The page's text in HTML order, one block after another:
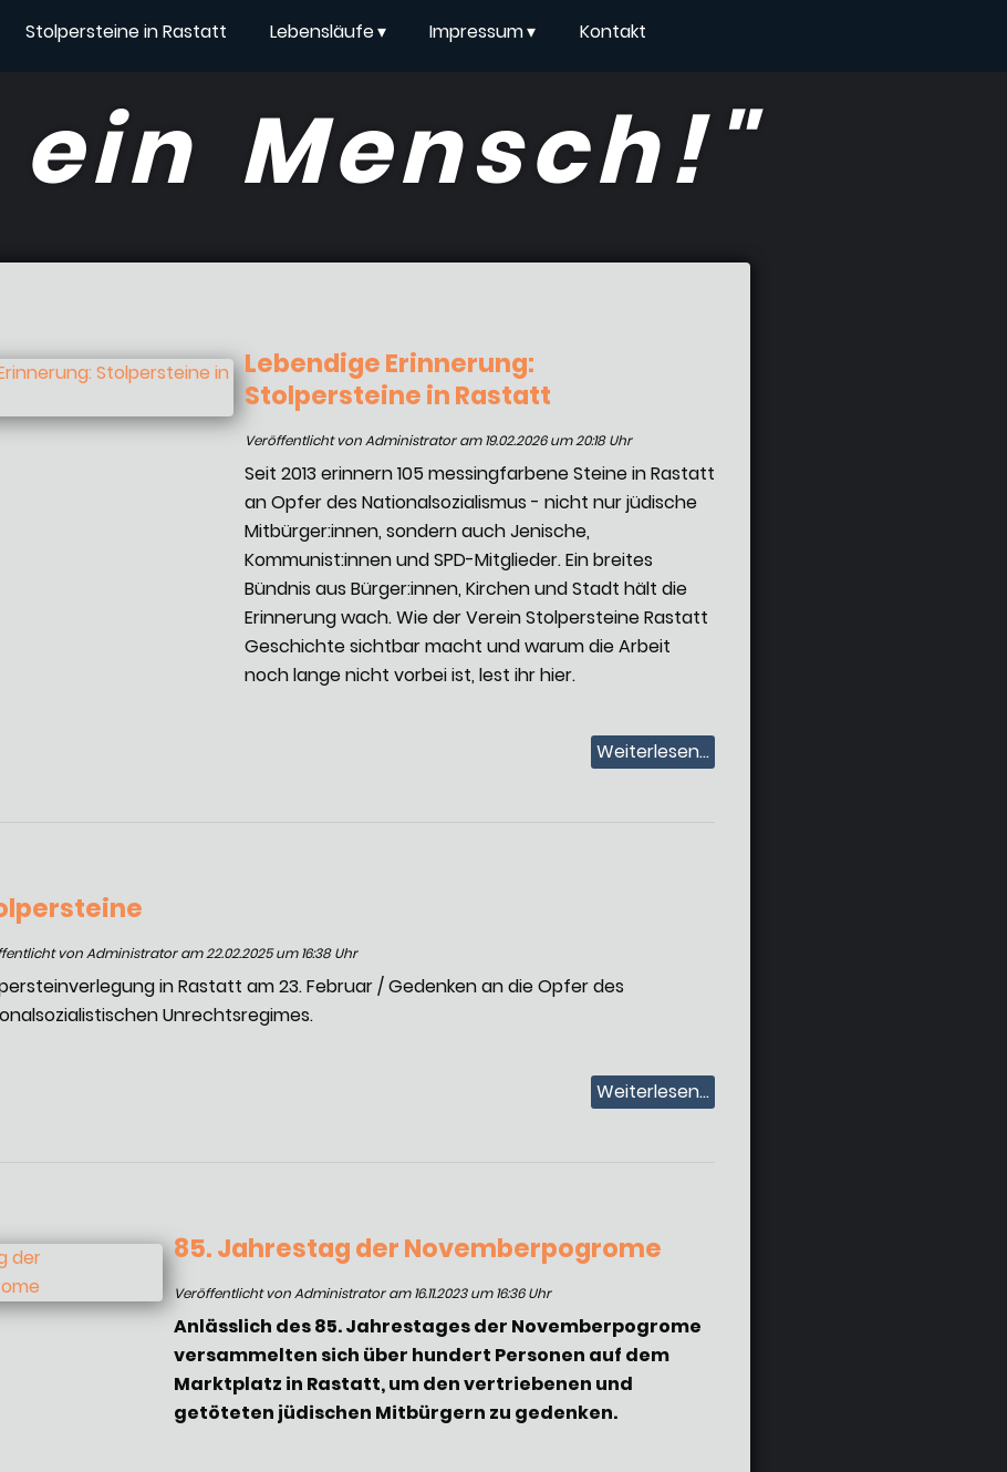
Stolpersteine in Rastatt Lebensläufe▾ Impressum▾ Kontakt
ein Mensch!"
Lebendige Erinnerung:
Stolpersteine in Rastatt
Veröffentlicht von Administrator am 19.02.2026 um 20:18 Uhr
Seit 2013 erinnern 105 messingfarbene Steine in Rastatt
an Opfer des Nationalsozialismus - nicht nur jüdische
Mitbürger:innen, sondern auch Jenische,
Kommunist:innen und SPD-Mitglieder. Ein breites
Bündnis aus Bürger:innen, Kirchen und Stadt hält die
Erinnerung wach. Wie der Verein Stolpersteine Rastatt
Geschichte sichtbar macht und warum die Arbeit
noch lange nicht vorbei ist, lest ihr hier.
Weiterlesen...
von Administrator am 22.02.2025 um 16:38 Uhr
in Rastatt am 23. Februar / Gedenken an die Opfer des
Unrechtsregimes.
Weiterlesen...
85. Jahrestag der Novemberpogrome
Veröffentlicht von Administrator am 16.11.2023 um 16:36 Uhr
Anlässlich des 85. Jahrestages der Novemberpogrome
versammelten sich über hundert Personen auf dem
Marktplatz in Rastatt, um den vertriebenen und
getöteten jüdischen Mitbürgern zu gedenken.